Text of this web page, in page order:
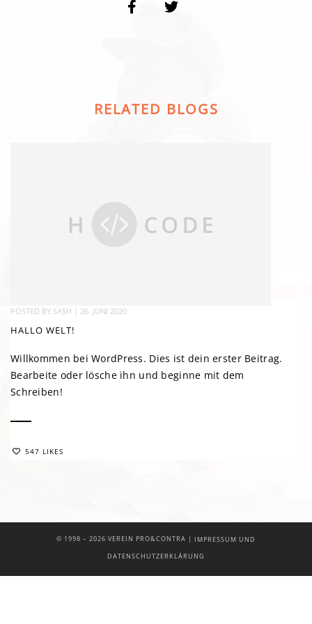
RELATED BLOGS
POSTED BY SASH 26. JUNI 2020
HALLO WELT!
Willkommen bei WordPress. Dies ist dein erster Beitrag.
Bearbeite oder lösche ihn und beginne mit dem
Schreiben!
547 LIKES
© 1998 – 2026 VEREIN PRO&CONTRA | IMPRESSUM UND
DATENSCHUTZERKLÄRUNG